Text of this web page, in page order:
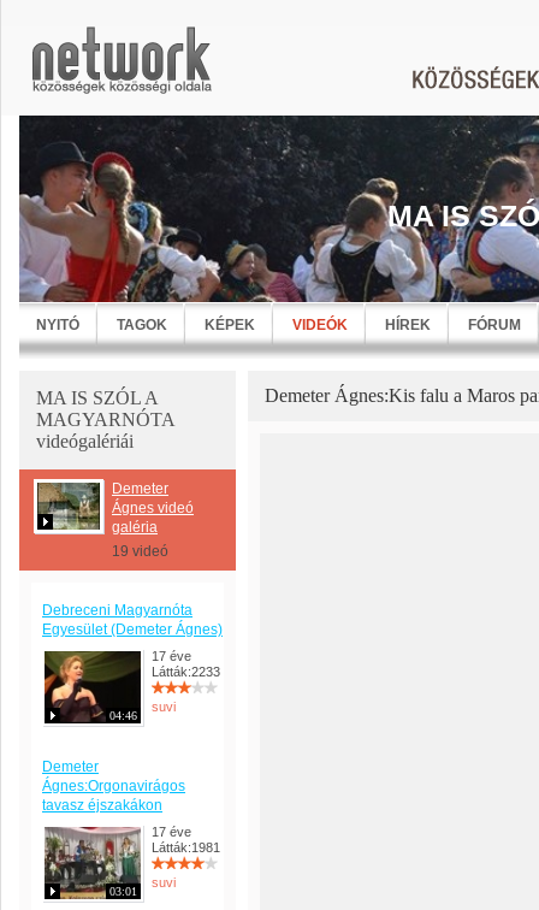
MA IS
NYITÓ TAGOK KÉPEK VIDEÓK HÍREK FÓRUM
MA IS SZÓL A
MAGYARNÓTA
videógalériái
Demeter
Ágnes videó
galéria
19 videó
Debreceni Magyarnóta
Egyesület (Demeter Ágnes)
04:46
17 éve
Látták:2233
suvi
Demeter
Ágnes:Orgonavirágos
tavasz éjszakákon
03:01
17 éve
Látták:1981
suvi
Demeter Ágnes:Kis falu a Maros